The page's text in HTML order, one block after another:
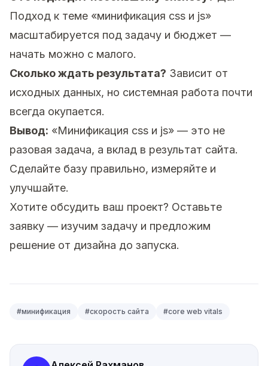
Подход к теме «минификация css и js»
масштабируется под задачу и бюджет —
начать можно с малого.
Сколько ждать результата? Зависит от
исходных данных, но системная работа почти
всегда окупается.
Вывод: «Минификация css и js» — это не
разовая задача, а вклад в результат сайта.
Сделайте базу правильно, измеряйте и
улучшайте.
Хотите обсудить ваш проект? Оставьте
заявку — изучим задачу и предложим
решение от дизайна до запуска.
#минификация #скорость сайта #core web vitals